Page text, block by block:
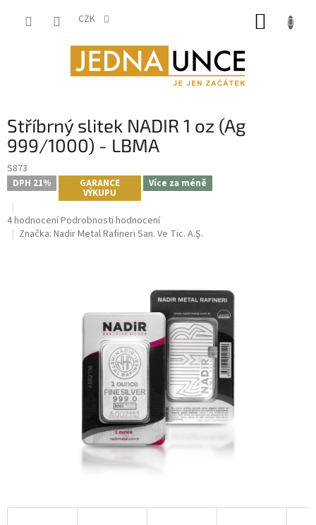
CZK
Stříbrný slitek NADIR 1 oz (Ag
999/1000) - LBMA
S873
DPH 21% GARANCE
VÝKUPU
Více za méně
Průměrné
hodnocení
4 hodnoceníPodrobnosti hodnocení
Značka: Nadir Metal Rafineri San. Ve Tic. A.Ş.